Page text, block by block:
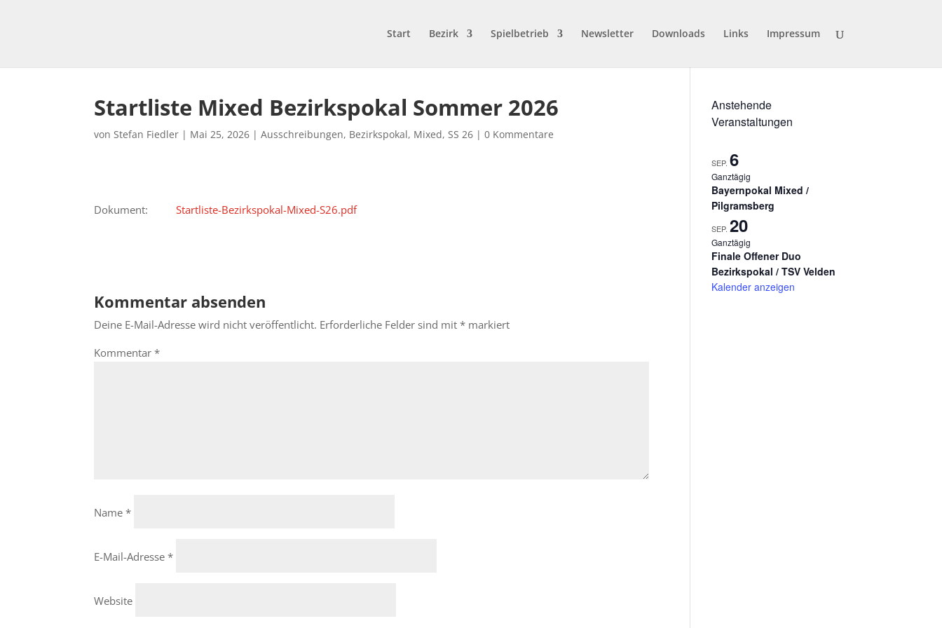
Start Bezirk Spielbetrieb Newsletter Downloads Links Impressum
Startliste Mixed Bezirkspokal Sommer 2026
vonStefan Fiedler | Mai 25, 2026 |Ausschreibungen, Bezirkspokal, Mixed,SS 26 |0 Kommentare
Dokument: Startliste-Bezirkspokal-Mixed-S26.pdf
Kommentar absenden
Deine E-Mail-Adresse wird nicht veröffentlicht. Erforderliche Felder sind mit* markiert
Kommentar*
Name*
E-Mail-Adresse*
Website
Anstehende
Veranstaltungen
SEP.6
Ganztägig
Bayernpokal Mixed /
Pilgramsberg
SEP. 20
Ganztägig
Finale Offener Duo
Bezirkspokal / TSV Velden
Kalender anzeigen